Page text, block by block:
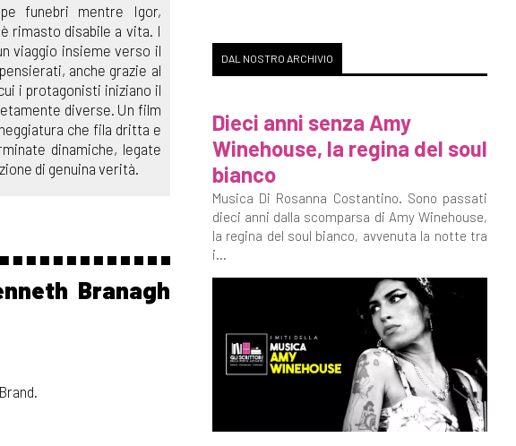
funebri mentre Igor,
rimasto disabile a vita. I
viaggio insieme verso il
anche grazie al
i protagonisti iniziano il
diverse. Un film
che fila dritta e
dinamiche, legate
di genuina verità.
Branagh
DAL NOSTRO ARCHIVIO
Dieci anni senza Amy
Winehouse, la regina del soul
bianco
Musica Di Rosanna Costantino. Sono passati
dieci anni dalla scomparsa di Amy Winehouse,
la regina del soul bianco, avvenuta la notte tra
i...